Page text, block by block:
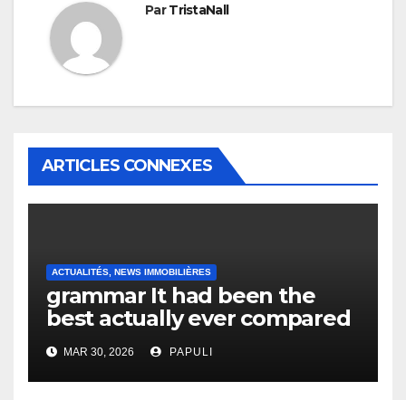
ParTristaNall
ARTICLES CONNEXES
ACTUALITÉS, NEWS IMMOBILIÈRES
grammar It had been the
best actually ever compared
to it’s the top actually?
English Vocabulary Learners
Heap Change
MAR 30, 2026 PAPULI